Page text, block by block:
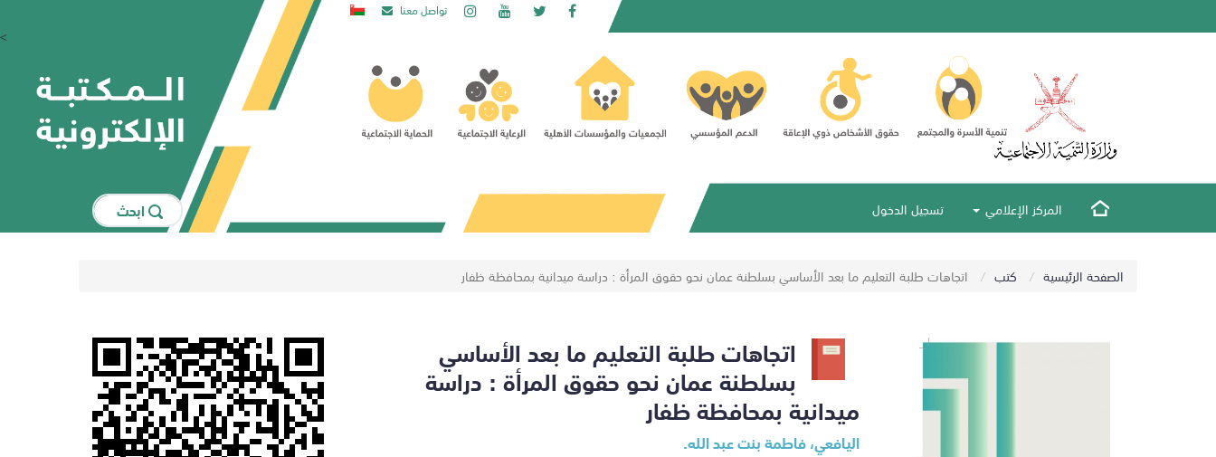
تواصل معنا
<
اﺑﺤﺚ المركز الإعلامي تسجيل الدخول
الصفحة الرئيسية كتب اتجاهات طلبة التعليم ما بعد الأساسي بسلطنة عمان نحو حقوق المرأة : دراسة ميدانية بمحافظة ظفار
اتجاهات طلبة التعليم ما بعد الأساسي
بسلطنة عمان نحو حقوق المرأة : دراسة
ميدانية بمحافظة ظفار
اليافعي، فاطمة بنت عبد الله.